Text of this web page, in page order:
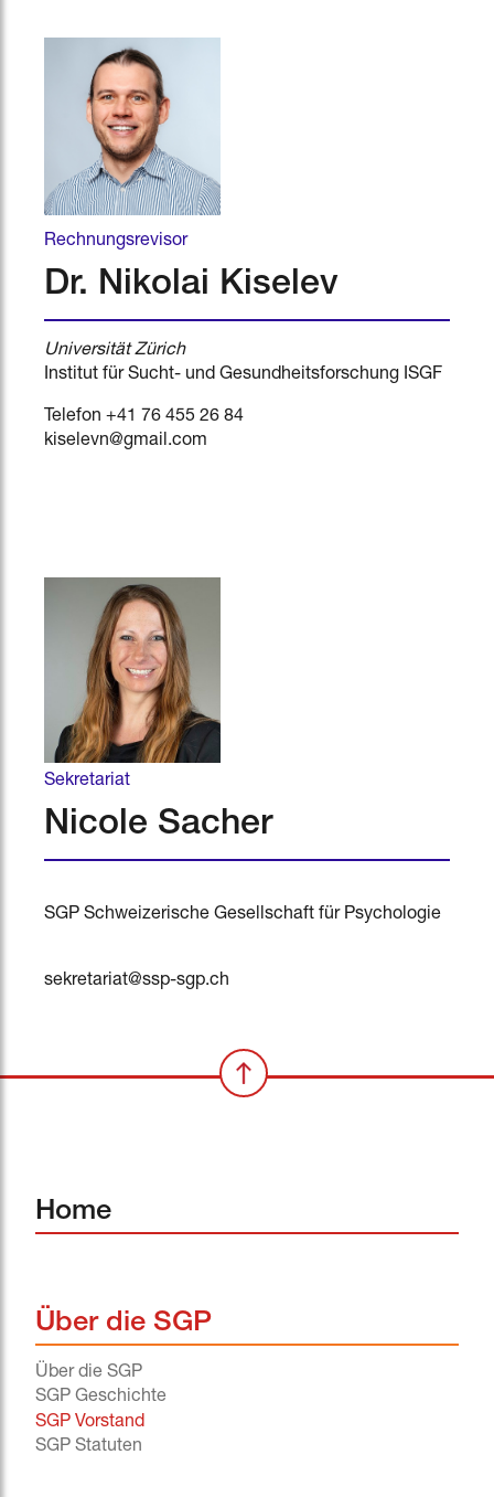
Rechnungsrevisor
Dr. Nikolai Kiselev
Universität Zürich
Institut für Sucht- und Gesundheitsforschung ISGF
Telefon +41 76 455 26 84
kiselevn@gmail.com
Sekretariat
Nicole Sacher
SGP Schweizerische Gesellschaft für Psychologie
sekretariat@ssp-sgp.ch
Home
Über die SGP
Über die SGP
SGP Geschichte
SGP Vorstand
SGP Statuten